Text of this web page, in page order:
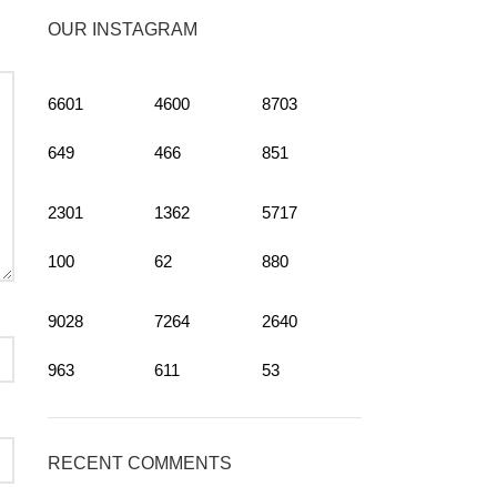
OUR INSTAGRAM
6601
649
4600
466
8703
851
2301
100
1362
62
5717
880
9028
963
7264
611
2640
53
RECENT COMMENTS